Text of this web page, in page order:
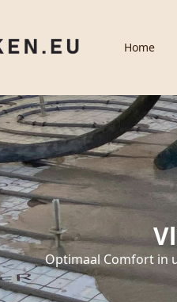
Home
Optimaal Comfort in